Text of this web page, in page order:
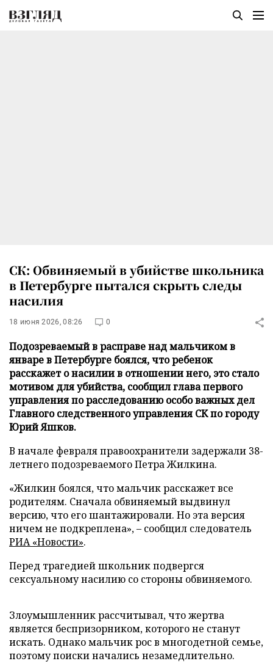
СК: Обвиняемый в убийстве школьника
в Петербурге пытался скрыть следы
насилия
18 июня 2026, 08:26 0
Подозреваемый в расправе над мальчиком в
январе в Петербурге боялся, что ребенок
расскажет о насилии в отношении него, это стало
мотивом для убийства, сообщил глава первого
управления по расследованию особо важных дел
Главного следственного управления СК по городу
Юрий Яшков.
В начале февраля правоохранители задержали 38-
летнего подозреваемого Петра Жилкина.
«Жилкин боялся, что мальчик расскажет все
родителям. Сначала обвиняемый выдвинул
версию, что его шантажировали. Но эта версия
ничем не подкреплена», – сообщил следователь
РИА «Новости».
Перед трагедией школьник подвергся
сексуальному насилию со стороны обвиняемого.
Злоумышленник рассчитывал, что жертва
является беспризорником, которого не станут
искать. Однако мальчик рос в многодетной семье,
поэтому поиски начались незамедлительно.